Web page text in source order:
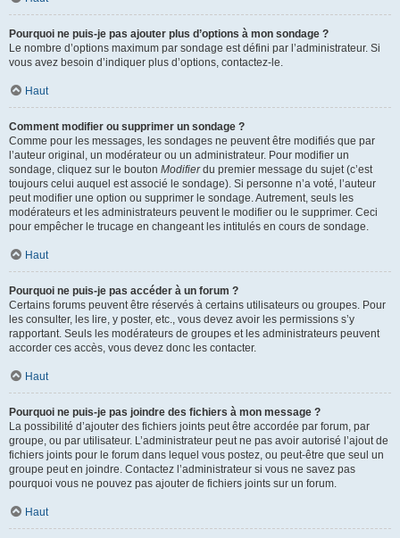
Pourquoi ne puis-je pas ajouter plus d’options à mon sondage ?
Le nombre d’options maximum par sondage est défini par l’administrateur. Si
vous avez besoin d’indiquer plus d’options, contactez-le.
Haut
Comment modifier ou supprimer un sondage ?
Comme pour les messages, les sondages ne peuvent être modifiés que par
l’auteur original, un modérateur ou un administrateur. Pour modifier un
sondage, cliquez sur le bouton Modifierdu premier message du sujet (c’est
toujours celui auquel est associé le sondage). Si personne n’a voté, l’auteur
peut modifier une option ou supprimer le sondage. Autrement, seuls les
modérateurs et les administrateurs peuvent le modifier ou le supprimer. Ceci
pour empêcher le trucage en changeant les intitulés en cours de sondage.
Haut
Pourquoi ne puis-je pas accéder à un forum ?
Certains forums peuvent être réservés à certains utilisateurs ou groupes. Pour
les consulter, les lire, y poster, etc., vous devez avoir les permissions s’y
rapportant. Seuls les modérateurs de groupes et les administrateurs peuvent
accorder ces accès, vous devez donc les contacter.
Haut
Pourquoi ne puis-je pas joindre des fichiers à mon message ?
La possibilité d’ajouter des fichiers joints peut être accordée par forum, par
groupe, ou par utilisateur. L’administrateur peut ne pas avoir autorisé l’ajout de
fichiers joints pour le forum dans lequel vous postez, ou peut-être que seul un
groupe peut en joindre. Contactez l’administrateur si vous ne savez pas
pourquoi vous ne pouvez pas ajouter de fichiers joints sur un forum.
Haut